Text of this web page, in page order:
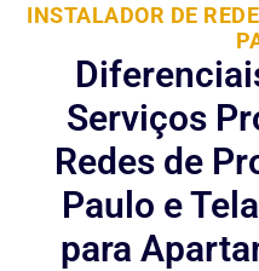
INSTALADOR DE
Serviços
Redes de
Paulo e
para